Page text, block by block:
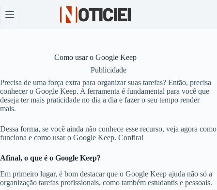
para
Como usar o Google Keep
Publicidade
Precisa de uma força extra para organizar suas tarefas? Então, precisa
conhecer o Google Keep. A ferramenta é fundamental para você que
deseja ter mais praticidade no dia a dia e fazer o seu tempo render
mais.
Dessa forma, se você ainda não conhece esse recurso, veja agora como
funciona e como usar o Google Keep. Confira!
Afinal, o que é o Google Keep?
Em primeiro lugar, é bom destacar que o Google Keep ajuda não só a
organização tarefas profissionais, como também estudantis e pessoais.